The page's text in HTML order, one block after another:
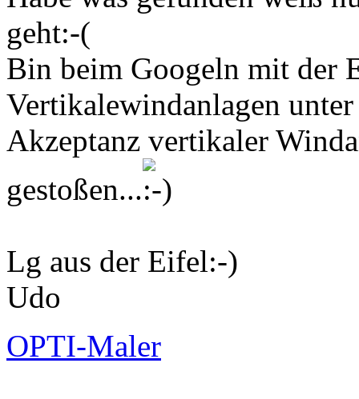
geht:-(
Bin beim Googeln mit der
Vertikalewindanlagen
Akzeptanz vertikaler
gestoßen...
Lg aus der Eifel:-)
Udo
OPTI-Maler